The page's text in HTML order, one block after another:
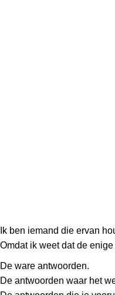
Ik ben iemand die ervan
Omdat ik weet dat de
De ware antwoorden.
De antwoorden waar het